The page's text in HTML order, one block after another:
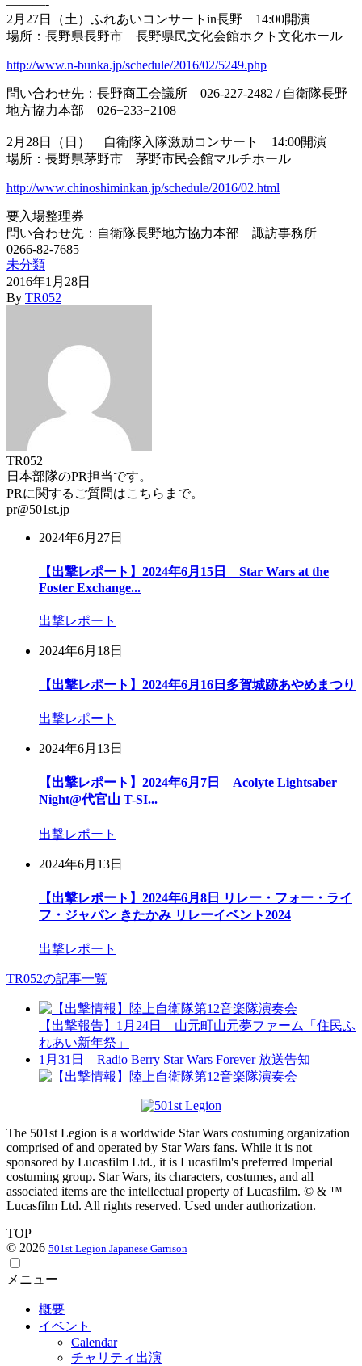
———-
2月27日（土）ふれあいコンサートin長野 14:00開演
場所：長野県長野市 長野県民文化会館ホクト文化ホール
http://www.n-bunka.jp/schedule/2016/02/5249.php
問い合わせ先：長野商工会議所 026-227-2482 / 自衛隊長野
地方協力本部 026−233−2108
———
2月28日（日） 自衛隊入隊激励コンサート 14:00開演
場所：長野県茅野市 茅野市民会館マルチホール
http://www.chinoshiminkan.jp/schedule/2016/02.html
要入場整理券
問い合わせ先：自衛隊長野地方協力本部 諏訪事務所
0266-82-7685
未分類
2016年1月28日
By TR052
TR052
日本部隊のPR担当です。
PRに関するご質問はこちらまで。
pr@501st.jp
2024年6月27日
【出撃レポート】2024年6月15日 Star Wars at the
Foster Exchange...
出撃レポート
2024年6月18日
【出撃レポート】2024年6月16日多賀城跡あやめまつり
出撃レポート
2024年6月13日
【出撃レポート】2024年6月7日 Acolyte Lightsaber
Night@代官山 T-SI...
出撃レポート
2024年6月13日
【出撃レポート】2024年6月8日 リレー・フォー・ライ
フ・ジャパン きたかみ リレーイベント2024
出撃レポート
TR052の記事一覧
【出撃報告】1月24日 山元町山元夢ファーム「住民ふ
れあい新年祭」
1月31日 Radio Berry Star Wars Forever 放送告知
The 501st Legion is a worldwide Star Wars costuming organization
comprised of and operated by Star Wars fans. While it is not
sponsored by Lucasfilm Ltd., it is Lucasfilm's preferred Imperial
costuming group. Star Wars, its characters, costumes, and all
associated items are the intellectual property of Lucasfilm. © & ™
Lucasfilm Ltd. All rights reserved. Used under authorization.
TOP
© 2026 501st Legion Japanese Garrison
メニュー
概要
イベント
Calendar
チャリティ出演